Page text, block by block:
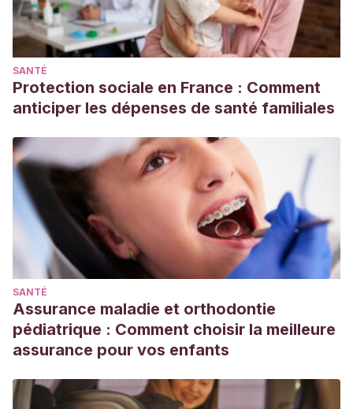
SANTÉ
Protection sociale en France : Comment
anticiper les dépenses de santé familiales
SANTÉ
Assurance maladie et orthodontie
pédiatrique : Comment choisir la meilleure
assurance pour vos enfants